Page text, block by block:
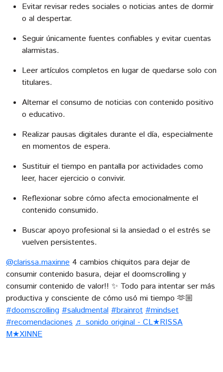
Evitar revisar redes sociales o noticias antes de dormir
o al despertar.
Seguir únicamente fuentes confiables y evitar cuentas
alarmistas.
Leer artículos completos en lugar de quedarse solo con
titulares.
Alternar el consumo de noticias con contenido positivo
o educativo.
Realizar pausas digitales durante el día, especialmente
en momentos de espera.
Sustituir el tiempo en pantalla por actividades como
leer, hacer ejercicio o convivir.
Reflexionar sobre cómo afecta emocionalmente el
contenido consumido.
Buscar apoyo profesional si la ansiedad o el estrés se
vuelven persistentes.
@clarissa.maxinne 4 cambios chiquitos para dejar de
consumir contenido basura, dejar el doomscrolling y
consumir contenido de valor!! ✨ Todo para intentar ser más
productiva y consciente de cómo usó mi tiempo 🫶🏼
#doomscrolling #saludmental #brainrot #mindset
#recomendaciones ♬ sonido original - CL★RISSA
M★XINNE